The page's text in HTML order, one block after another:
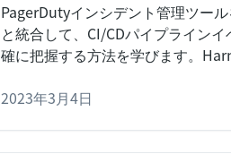
PagerDutyインシデント管理ツー
と統合して、CI/CDパイプラインイ
確に把握する方法を学びます。
の設定
2023年3月4日